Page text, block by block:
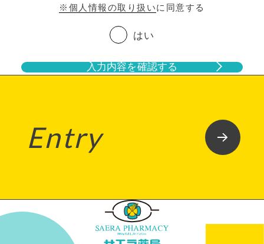
※個人情報の取り扱いに同意する
はい
入力内容を確認する
Entry